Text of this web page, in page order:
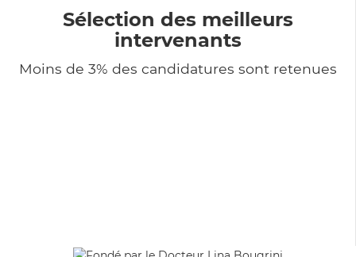
Sélection des meilleurs
intervenants
Moins de 3% des candidatures sont retenues